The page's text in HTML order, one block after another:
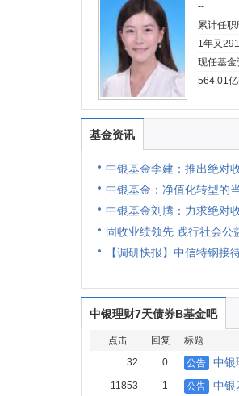
--
累计任职
1年又
现任基金
564.01
基金资讯
中银基金李建：推出绝对
中银基金：净值化转型的
中银基金刘腾：力求绝对
固收业绩领先 践行社会公
【调研快报】中信特钢接
中银理财7天债券B基金吧
点击 回复 标题
32
0 公告 中银
11853 1 公告 中银